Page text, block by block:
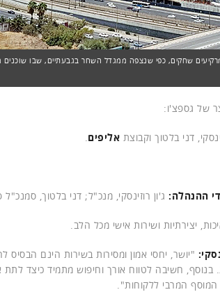
שחקים, כפי שנצפה ממגדל השחר בגבעתיים, שבו שוכנים
של גספצ'ו:
דני בלטוך וקבוצת אליפים.
ההנהלה: ג'ון רוזינסקי, מנכ"ל; דני בלטוך,
יצירתיות ושירות אישי מכל הלב.
"יושר, יחסי אמון ומסירות בשירות הינם
בנוסף, חשיבה לטווח אורך וחיפוש מתמיד כיצד
המרבי ללקוחות".